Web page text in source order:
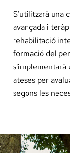
S'utilitzarà una
avançada i
rehabilitació
formació del
s'implementarà
ateses per
segons les